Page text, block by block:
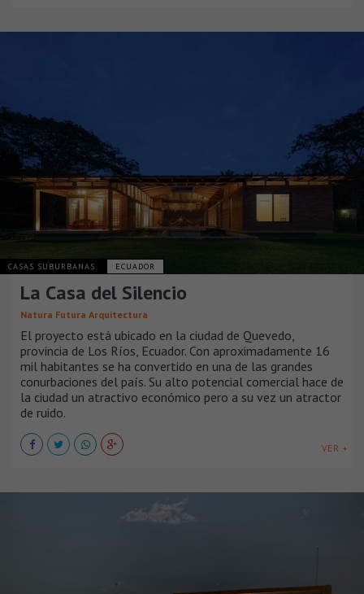
CASAS SUBURBANAS ECUADOR
La Casa del Silencio
Natura Futura Arquitectura
El proyecto está ubicado en la ciudad de Quevedo,
provincia de Los Ríos, Ecuador. Con aproximadamente 16
mil habitantes se ha convertido en una de las grandes
conurbaciones del país. Su alto potencial comercial hace de
la ciudad un atractivo económico pero a su vez un atractor
de ruido.
VER +